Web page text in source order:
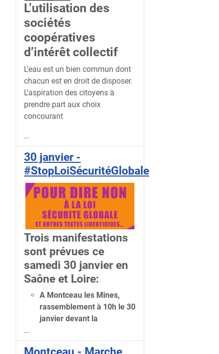
L’utilisation des
sociétés
coopératives
d’intérêt collectif
L’eau est un bien commun dont
chacun est en droit de disposer.
L’aspiration des citoyens à
prendre part aux choix
concourant
...
30 janvier -
#StopLoiSécuritéGlobale
Trois manifestations
sont prévues ce
samedi 30 janvier en
Saône et Loire:
A Montceau les Mines,
rassemblement à 10h le 30
janvier devant la
...